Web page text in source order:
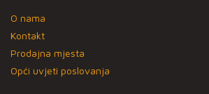
O nama
Kontakt
Prodajna mjesta
Opći uvjeti poslovanja